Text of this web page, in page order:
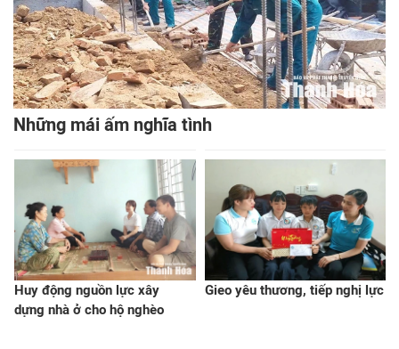
Những mái ấm nghĩa tình
Huy động nguồn lực xây
dựng nhà ở cho hộ nghèo
Gieo yêu thương, tiếp nghị lực